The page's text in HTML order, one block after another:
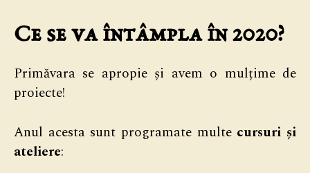
Ce se va întâmpla în 2020?
Primăvara se apropie și avem o mulțime de
proiecte!
Anul acesta sunt programate multecursuri și
ateliere: